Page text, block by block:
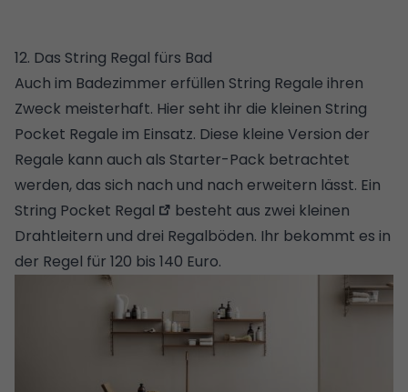
12. Das String Regal fürs Bad
Auch im Badezimmer erfüllen String Regale ihren
Zweck meisterhaft. Hier seht ihr die kleinen String
Pocket Regale im Einsatz. Diese kleine Version der
Regale kann auch als Starter-Pack betrachtet
werden, das sich nach und nach erweitern lässt. Ein
String Pocket Regal
besteht aus zwei kleinen
Drahtleitern und drei Regalböden. Ihr bekommt es in
der Regel für 120 bis 140 Euro.